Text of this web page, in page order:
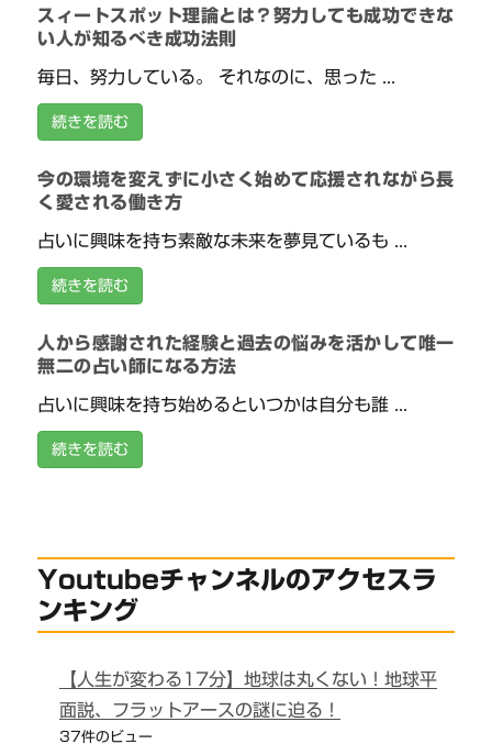
スィートスポット理論とは？努力しても成功できな
い人が知るべき成功法則
毎日、努力している。 それなのに、思った ...
続きを読む
今の環境を変えずに小さく始めて応援されながら長
く愛される働き方
占いに興味を持ち素敵な未来を夢見ているも ...
続きを読む
人から感謝された経験と過去の悩みを活かして唯一
無二の占い師になる方法
占いに興味を持ち始めるといつかは自分も誰 ...
続きを読む
Youtubeチャンネルのアクセスラ
ンキング
【人生が変わる17分】地球は丸くない！地球平
面説、フラットアースの謎に迫る！
37件のビュー